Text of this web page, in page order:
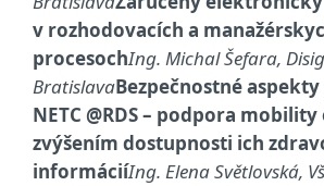
v rozhodovacích a
procesochIng. Michal Šefara,
BratislavaBezpečnostné
NETC @RDS – podpora
zvýšením dostupnosti ich
informáciíIng. Elena Světlovská,